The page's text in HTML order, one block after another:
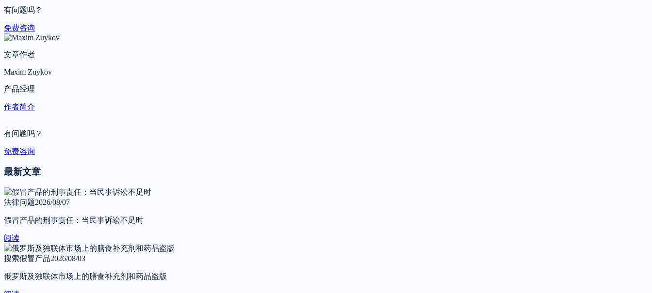
有问题吗？
免费咨询
文章作者
Maxim Zuykov
产品经理
作者简介
有问题吗？
免费咨询
最新文章
法律问题2026/08/07
假冒产品的刑事责任：当民事诉讼不足时
阅读
搜索假冒产品2026/08/03
俄罗斯及独联体市场上的膳食补充剂和药品盗版